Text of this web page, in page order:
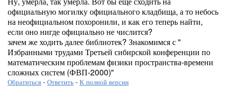
официальную могилку официального кладбища, а то небось
на неофициальном похоронили, и как его теперь найти,
если оно нигде официально не числится?
зачем же ходить далее библиотек? Знакомимся с "
Избранными трудами Третьей сибирской конференции по
математическим проблемам физики пространства-времени
сложных систем (ФВП-2000)"
Обратиться - Ответить - К полной версии